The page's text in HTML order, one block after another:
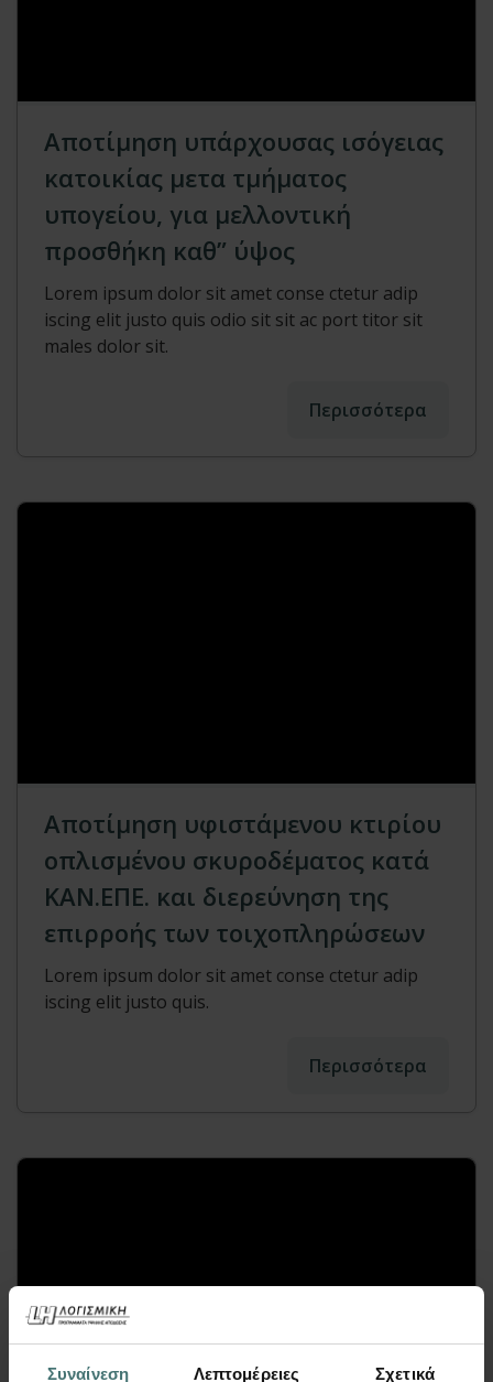
Συναίνεση Λεπτομέρειες Σχετικά
Αποτίμηση υπάρχουσας ισόγειας
κατοικίας μετα τμήματος
υπογείου, για μελλοντική
προσθήκη καθ” ύψος
Lorem ipsum dolor sit amet conse ctetur adip
iscing elit justo quis odio sit sit ac port titor sit
males dolor sit.
Περισσότερα
Αποτίμηση υφιστάμενου κτιρίου
οπλισμένου σκυροδέματος κατά
KAN.ΕΠΕ. και διερεύνηση της
επιρροής των τοιχοπληρώσεων
Lorem ipsum dolor sit amet conse ctetur adip
iscing elit justo quis.
Περισσότερα